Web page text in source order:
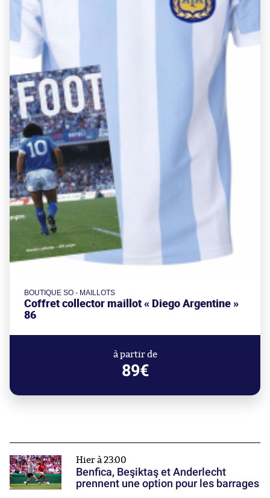
BOUTIQUE SO - MAILLOTS
Coffret collector maillot « Diego Argentine »
86
à partir de
89€
Hier à 23:00
Benfica, Beşiktaş et Anderlecht
prennent une option pour les barrages